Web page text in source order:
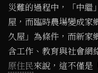
災難的過程中，「中繼
屋，而臨時農場變成家
久屋」為條件，而新家
含工作、教育與社會網
原住民來說，這不僅是